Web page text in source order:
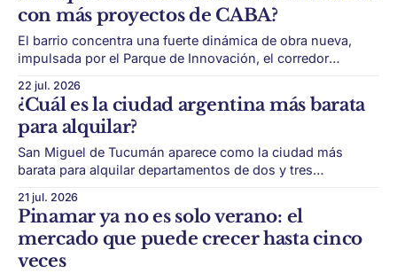
muchos propietarios ajustaron hacia arriba sus
expectativas.
con más proyectos de CABA?
El barrio concentra una fuerte dinámica de obra nueva,
impulsada por el Parque de Innovación, el corredor
gran escala. Núñez se transformó en uno de los grandes
protagonistas del mercado inmobiliario porteño. En pocos
años, dejó de ser visto solo como un barrio
22 jul. 2026
¿Cuál es la ciudad argentina más barata
para alquilar?
San Miguel de Tucumán aparece como la ciudad más
barata para alquilar departamentos de dos y tres
las más caras. El mapa de alquileres del país muestra
diferencias muy fuertes entre ciudades. San Miguel de
Tucumán se ubica como la ciudad más
21 jul. 2026
Pinamar ya no es solo verano: el
mercado que puede crecer hasta cinco
veces